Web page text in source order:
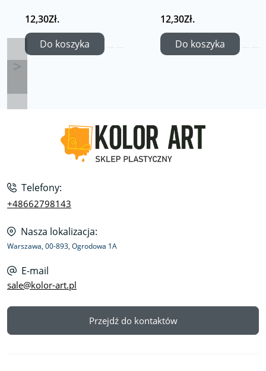
12,30Zł.
Do koszyka
12,30Zł.
Do koszyka
Telefony:
+48662798143
Nasza lokalizacja:
Warszawa, 00-893, Ogrodowa 1A
E-mail
sale@kolor-art.pl
Przejdź do kontaktów